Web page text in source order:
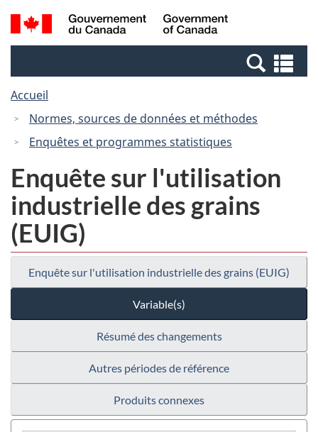
Passer
au
Passer
à
Canada
Recherche
et
et
Accueil
Normes, sources de données et méthodes
Enquêtes et programmes statistiques
Enquête sur l'utilisation
industrielle des grains
(EUIG)
Enquête sur l'utilisation industrielle des grains (EUIG)
Variable(s)
Résumé des changements
Autres périodes de référence
Produits connexes